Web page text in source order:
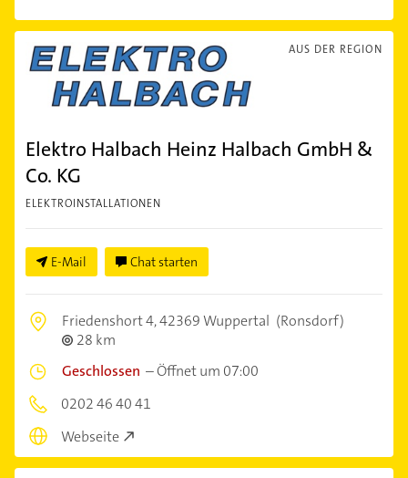
AUS DER REGION
Elektro Halbach Heinz Halbach GmbH &
Co. KG
ELEKTROINSTALLATIONEN
E-Mail Chat starten
Friedenshort 4,42369 Wuppertal (Ronsdorf)
28 km
Geschlossen –Öffnet um 07:00
0202 46 40 41
Webseite